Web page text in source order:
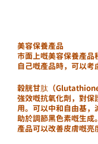
美容保養產品
市面上嘅美容保養產品
自己嘅產品時，可以考
穀胱甘肽（
強效嘅抗氧化劑，對保
用。可以中和自由基，
助於調節黑色素嘅生成
產品可以改善皮膚嘅亮